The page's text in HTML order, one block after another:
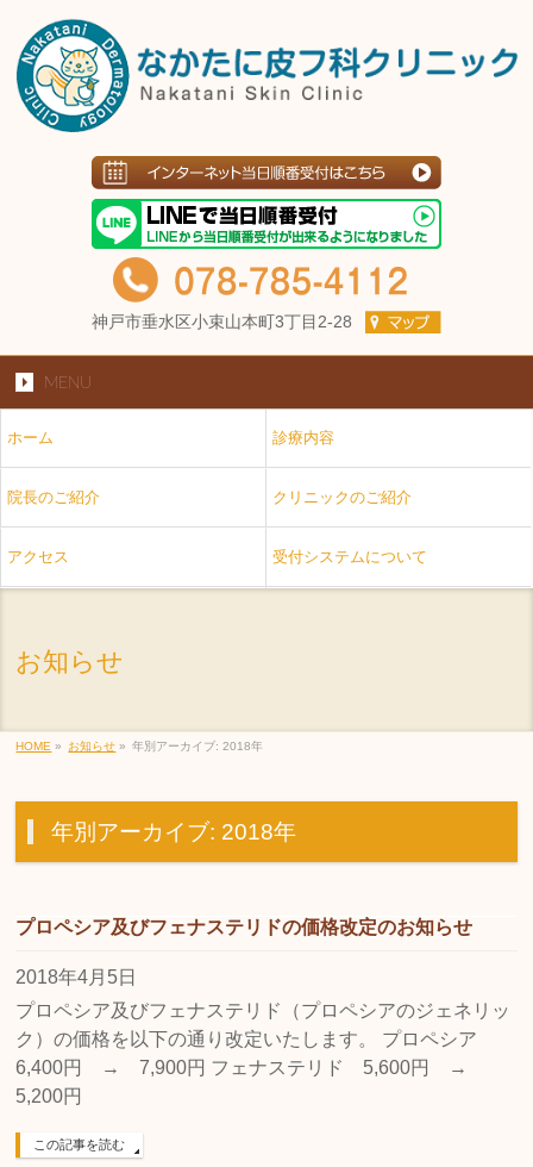
神戸市垂水区小束山本町3丁目2-28
MENU
ホーム 診療内容
院長のご紹介 クリニックのご紹介
アクセス 受付システムについて
お知らせ
HOME » お知らせ » 年別アーカイブ: 2018年
年別アーカイブ: 2018年
プロペシア及びフェナステリドの価格改定のお知らせ
2018年4月5日
プロペシア及びフェナステリド（プロペシアのジェネリッ
ク）の価格を以下の通り改定いたします。 プロペシア
6,400円 → 7,900円 フェナステリド 5,600円 →
5,200円
この記事を読む